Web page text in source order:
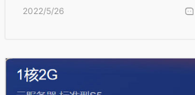
2022/5/26